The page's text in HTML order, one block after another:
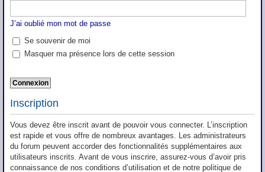
J’ai oublié mon mot de passe
Se souvenir de moi
Masquer ma présence lors de cette session
Inscription
Vous devez être inscrit avant de pouvoir vous connecter. L’inscription
est rapide et vous offre de nombreux avantages. Les administrateurs
du forum peuvent accorder des fonctionnalités supplémentaires aux
utilisateurs inscrits. Avant de vous inscrire, assurez-vous d’avoir pris
connaissance de nos conditions d’utilisation et de notre politique de